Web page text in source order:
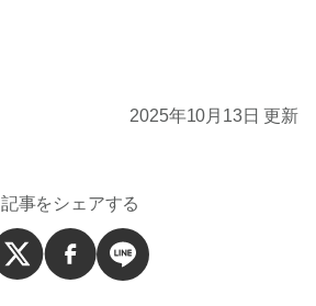
2025年10月13日 更新
記事をシェアする